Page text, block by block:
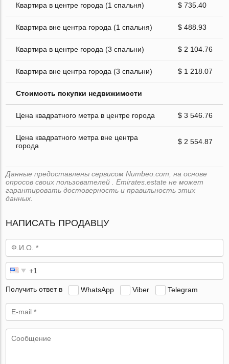
Квартира в центре города (1 спальня) $ 735.40
Квартира вне центра города (1 спальня) $ 488.93
Квартира в центре города (3 спальни) $ 2 104.76
Квартира вне центра города (3 спальни) $ 1 218.07
Стоимость покупки недвижимости
Цена квадратного метра в центре города $ 3 546.76
Цена квадратного метра вне центра
города
$ 2 554.87
Данные предоставлены сервисом Numbeo.com, на основе
опросов своих пользователей . Emirates.estate не может
гарантировать достоверность и правильность этих
данных.
НАПИСАТЬ ПРОДАВЦУ
Получить ответ в WhatsApp Viber Telegram